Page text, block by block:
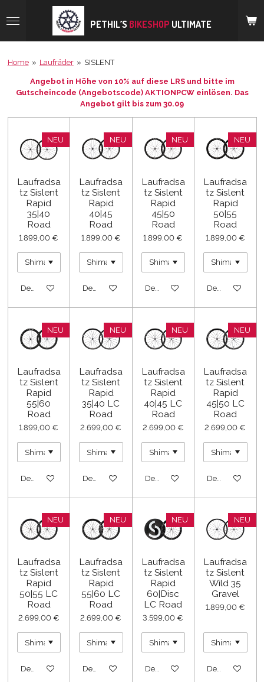
Hauptinhalt
PETHIL´S BIKESHOP ULTIMATE
Home » Laufräder » SISLENT
Angebot in Höhe von 10% auf diese LRS und bitte im
Gutscheincode (Angebotscode) AKTIONPCW einlösen. Das
Angebot gilt bis zum 30.09
NEU
Laufradsa
tz Sislent
Rapid
35|40
Road
1.899,00 €
Details anzeigen
NEU
Laufradsa
tz Sislent
Rapid
40|45
Road
1.899,00 €
Details anzeigen
NEU
Laufradsa
tz Sislent
Rapid
45|50
Road
1.899,00 €
Details anzeigen
NEU
Laufradsa
tz Sislent
Rapid
50|55
Road
1.899,00 €
Details
NEU
Laufradsa
tz Sislent
Rapid
55|60
Road
1.899,00 €
Details anzeigen
NEU
Laufradsa
tz Sislent
Rapid
35|40 LC
Road
2.699,00 €
Details anzeigen
NEU
Laufradsa
tz Sislent
Rapid
40|45 LC
Road
2.699,00 €
Details anzeigen
NEU
Laufradsa
tz Sislent
Rapid
45|50 LC
Road
2.699,00 €
Details
NEU
Laufradsa
tz Sislent
Rapid
50|55 LC
Road
2.699,00 €
Details anzeigen
NEU
Laufradsa
tz Sislent
Rapid
55|60 LC
Road
2.699,00 €
Details anzeigen
NEU
Laufradsa
tz Sislent
Rapid
60|Disc
LC Road
3.599,00 €
Details anzeigen
NEU
Laufradsa
tz Sislent
Wild 35
Gravel
1.899,00 €
Details